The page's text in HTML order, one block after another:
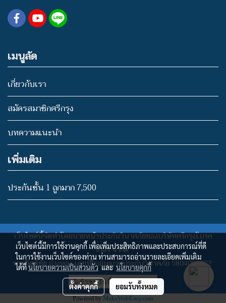
เมนูลัด
เกี่ยวกับเรา
สมัครสมาชิกศรีกรุง
บทความแนะนำ
เพิ่มเติม
ประกันชั้น 1 ถูกมาก 7,500
เว็บไซต์นี้จัดทำโดยนายหน้าประกันวินาศภัยของบริษัทศรีกรุงโบรค
เกอร์ จำกัด
นายกิตติชัย อ่างทองเลขที่ใบอนุญาตประกันวินาศภัย 5804001622
ผู้เข้าชมวันนี้ 532
Powered by MakeWebEasy.com
เว็บไซต์นี้มีการใช้งานคุกกี้ เพื่อเพิ่มประสิทธิภาพและประสบการณ์ที่ดี
ในการใช้งานเว็บไซต์ของท่าน ท่านสามารถอ่านรายละเอียดเพิ่มเติม
ได้ที่นโยบายความเป็นส่วนตัวและ นโยบายคุกกี้
ตั้งค่าคุกกี้ ยอมรับทั้งหมด